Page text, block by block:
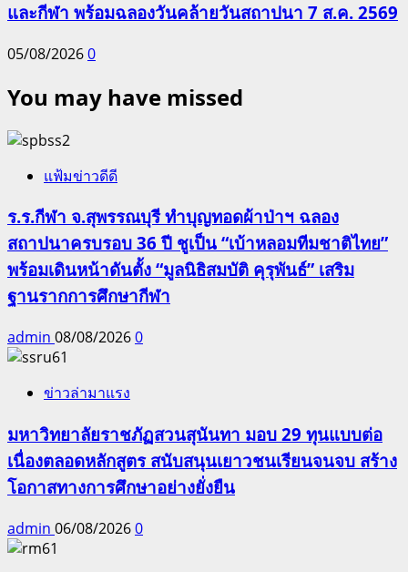
และกีฬา พร้อมฉลองวันคล้ายวันสถาปนา 7 ส.ค. 2569
05/08/20260
You may have missed
แฟ้มข่าวดีดี
ร.ร.กีฬา จ.สุพรรณบุรี ทำบุญทอดผ้าป่าฯ ฉลอง
สถาปนาครบรอบ 36 ปี ชูเป็น “เบ้าหลอมทีมชาติไทย”
พร้อมเดินหน้าดันตั้ง “มูลนิธิสมบัติ คุรุพันธ์” เสริม
ฐานรากการศึกษากีฬา
admin 08/08/20260
ข่าวล่ามาแรง
มหาวิทยาลัยราชภัฏสวนสุนันทา มอบ 29 ทุนแบบต่อ
เนื่องตลอดหลักสูตร สนับสนุนเยาวชนเรียนจนจบ สร้าง
โอกาสทางการศึกษาอย่างยั่งยืน
admin 06/08/20260